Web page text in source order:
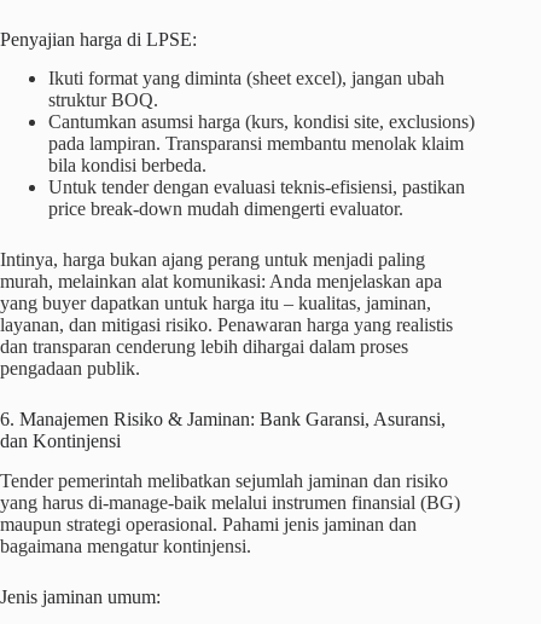
Penyajian harga di LPSE:
Ikuti format yang diminta (sheet excel), jangan ubah
struktur BOQ.
Cantumkan asumsi harga (kurs, kondisi site, exclusions)
pada lampiran. Transparansi membantu menolak klaim
bila kondisi berbeda.
Untuk tender dengan evaluasi teknis-efisiensi, pastikan
price break-down mudah dimengerti evaluator.
Intinya, harga bukan ajang perang untuk menjadi paling
murah, melainkan alat komunikasi: Anda menjelaskan apa
yang buyer dapatkan untuk harga itu – kualitas, jaminan,
layanan, dan mitigasi risiko. Penawaran harga yang realistis
dan transparan cenderung lebih dihargai dalam proses
pengadaan publik.
6. Manajemen Risiko & Jaminan: Bank Garansi, Asuransi,
dan Kontinjensi
Tender pemerintah melibatkan sejumlah jaminan dan risiko
yang harus di-manage-baik melalui instrumen finansial (BG)
maupun strategi operasional. Pahami jenis jaminan dan
bagaimana mengatur kontinjensi.
Jenis jaminan umum: